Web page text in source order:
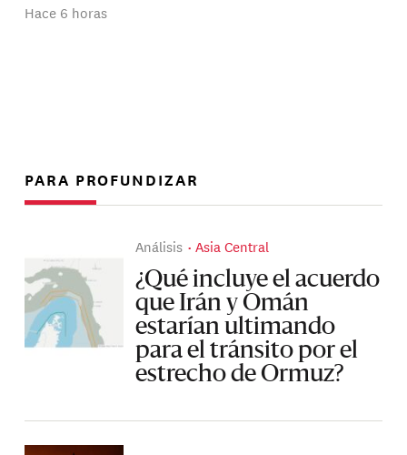
Hace 6 horas
PARA PROFUNDIZAR
Análisis Asia Central
¿Qué incluye el acuerdo
que Irán y Omán
estarían ultimando
para el tránsito por el
estrecho de Ormuz?